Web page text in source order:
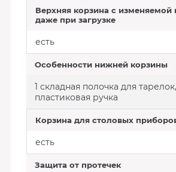
Верхняя корзина с изменяемой
даже при загрузке
есть
Особенности нижней корзины
1 складная полочка для
пластиковая ручка
Корзина для столовых
есть
Защита от протечек